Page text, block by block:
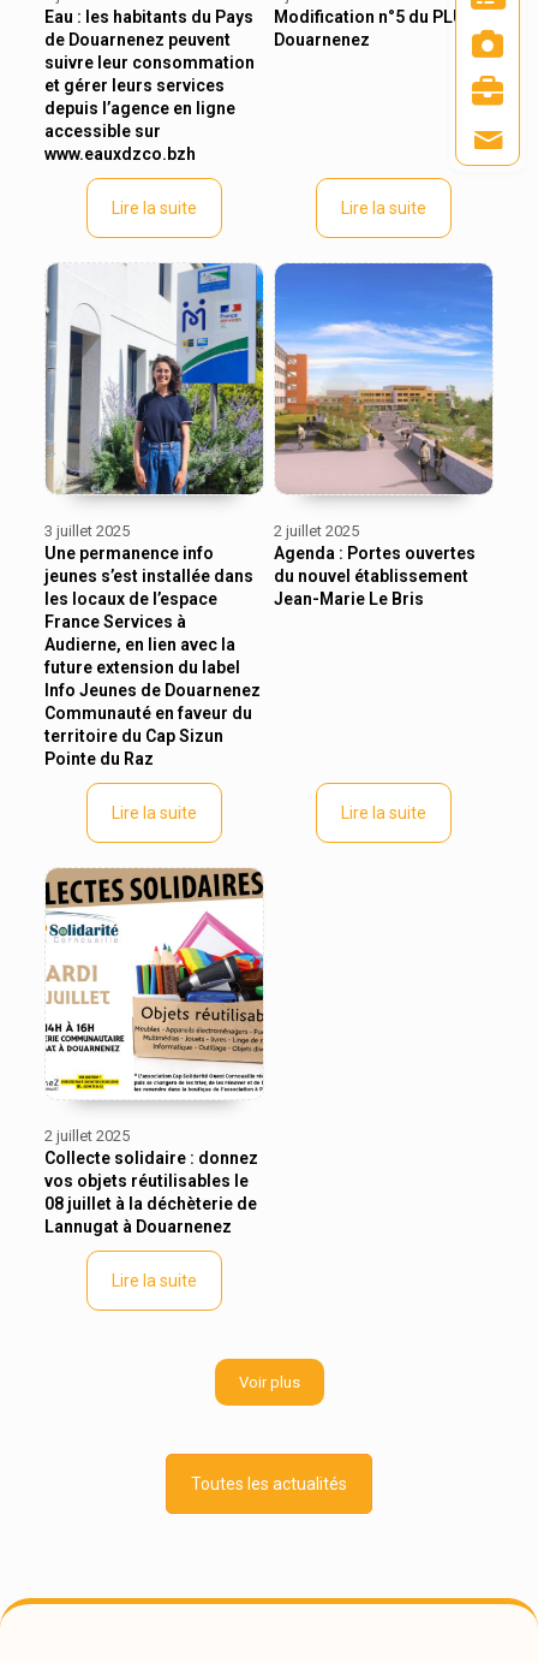
Eau : les habitants du Pays
de Douarnenez peuvent
suivre leur consommation
et gérer leurs services
depuis l’agence en ligne
accessible sur
www.eauxdzco.bzh
Lire la suite
Modification n°5 du PLU de
Douarnenez
Lire la suite
3 juillet 2025
Une permanence info
jeunes s’est installée dans
les locaux de l’espace
France Services à
Audierne, en lien avec la
future extension du label
Info Jeunes de Douarnenez
Communauté en faveur du
territoire du Cap Sizun
Pointe du Raz
Lire la suite
2 juillet 2025
Agenda : Portes ouvertes
du nouvel établissement
Jean-Marie Le Bris
Lire la suite
2 juillet 2025
Collecte solidaire : donnez
vos objets réutilisables le
08 juillet à la déchèterie de
Lannugat à Douarnenez
Lire la suite
Voir plus
Toutes les actualités